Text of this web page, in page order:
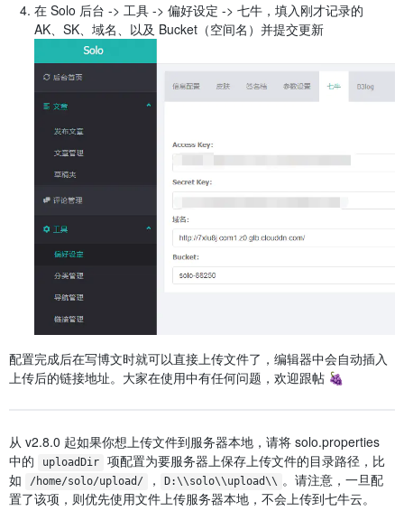
在 Solo 后台 -> 工具 -> 偏好设定 -> 七牛，填入刚才记录的
AK、SK、域名、以及 Bucket（空间名）并提交更新
配置完成后在写博文时就可以直接上传文件了，编辑器中会自动插入
上传后的链接地址。大家在使用中有任何问题，欢迎跟帖 🍇
从 v2.8.0 起如果你想上传文件到服务器本地，请将 solo.properties
中的
uploadDir
项配置为要服务器上保存上传文件的目录路径，比
如
/home/solo/upload/ ， D:\\solo\\upload\\ 。请注意，一旦配
置了该项，则优先使用文件上传服务器本地，不会上传到七牛云。